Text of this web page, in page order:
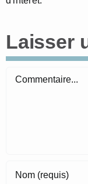
Laisser
Commentaire